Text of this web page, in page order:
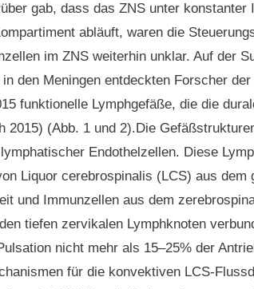
gab, dass das ZNS unter konstanter
abläuft, waren die
im ZNS weiterhin unklar. Auf der
den Meningen entdeckten Forscher
funktionelle Lymphgefäße, die die
2015) (Abb. 1 und 2).Die
Endothelzellen. Diese
Liquor cerebrospinalis (LCS) aus dem
und Immunzellen aus dem
tiefen zervikalen Lymphknoten
nicht mehr als 15–25% der
für die konvektiven LCS-